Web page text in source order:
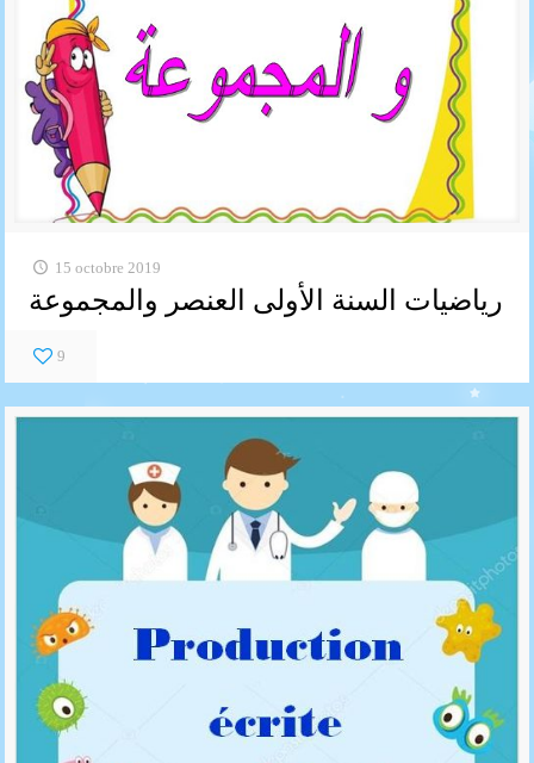
15 octobre 2019
رياضيات السنة الأولى العنصر والمجموعة
9